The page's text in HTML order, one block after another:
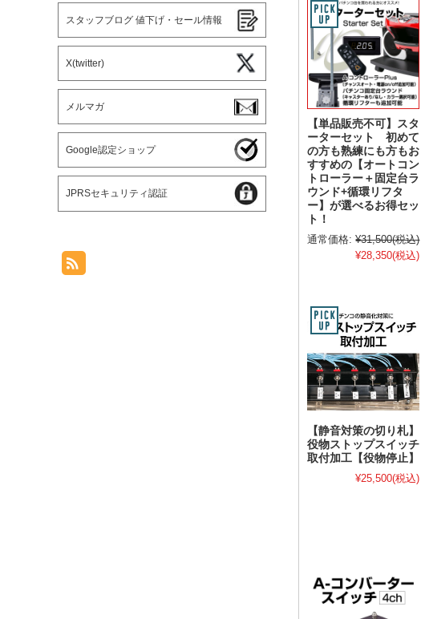
【単品販売不可】スタ
ーターセット 初めて
の方も熟練にも方もお
すすめの【オートコン
トローラー＋固定台ラ
ウンド+循環リフタ
ー】が選べるお得セッ
ト！
通常価格: ¥31,500(税込)
¥28,350(税込)
【静音対策の切り札】
役物ストップスイッチ
取付加工【役物停止】
¥25,500(税込)
スタッフブログ 値下げ・セール情報
X(twitter)
メルマガ
Google認定ショップ
JPRSセキュリティ認証